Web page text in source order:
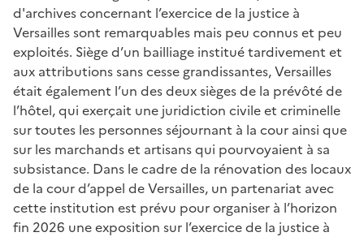
d'archives concernant l’exercice de la justice à
Versailles sont remarquables mais peu connus et peu
exploités. Siège d’un bailliage institué tardivement et
aux attributions sans cesse grandissantes, Versailles
était également l’un des deux sièges de la prévôté de
l’hôtel, qui exerçait une juridiction civile et criminelle
sur toutes les personnes séjournant à la cour ainsi que
sur les marchands et artisans qui pourvoyaient à sa
subsistance. Dans le cadre de la rénovation des locaux
de la cour d’appel de Versailles, un partenariat avec
cette institution est prévu pour organiser à l’horizon
fin 2026 une exposition sur l’exercice de la justice à